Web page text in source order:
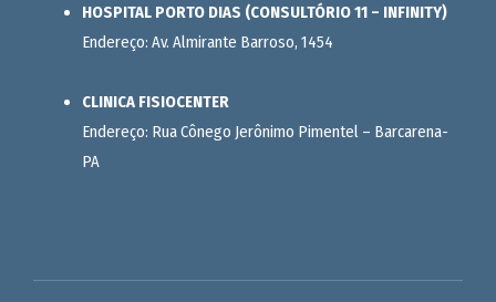
HOSPITAL PORTO DIAS (CONSULTÓRIO 11 – INFINITY)
Endereço: Av. Almirante Barroso, 1454
CLINICA FISIOCENTER
Endereço: Rua Cônego Jerônimo Pimentel – Barcarena-
PA